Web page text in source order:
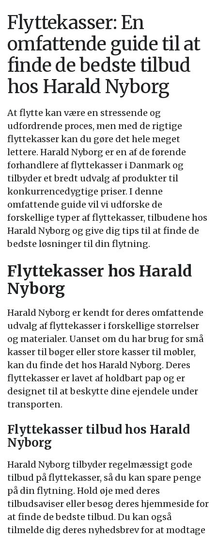
Flyttekasser: En
omfattende guide til at
finde de bedste tilbud
hos Harald Nyborg
At flytte kan være en stressende og
udfordrende proces, men med de rigtige
flyttekasser kan du gøre det hele meget
lettere. Harald Nyborg er en af de førende
forhandlere af flyttekasser i Danmark og
tilbyder et bredt udvalg af produkter til
konkurrencedygtige priser. I denne
omfattende guide vil vi udforske de
forskellige typer af flyttekasser, tilbudene hos
Harald Nyborg og give dig tips til at finde de
bedste løsninger til din flytning.
Flyttekasser hos Harald
Nyborg
Harald Nyborg er kendt for deres omfattende
udvalg af flyttekasser i forskellige størrelser
og materialer. Uanset om du har brug for små
kasser til bøger eller store kasser til møbler,
kan du finde det hos Harald Nyborg. Deres
flyttekasser er lavet af holdbart pap og er
designet til at beskytte dine ejendele under
transporten.
Flyttekasser tilbud hos Harald
Nyborg
Harald Nyborg tilbyder regelmæssigt gode
tilbud på flyttekasser, så du kan spare penge
på din flytning. Hold øje med deres
tilbudsaviser eller besøg deres hjemmeside for
at finde de bedste tilbud. Du kan også
tilmelde dig deres nyhedsbrev for at modtage